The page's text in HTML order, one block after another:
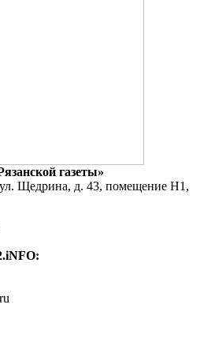
газеты»
ул. Щедрина, д. 43, помещение Н1,